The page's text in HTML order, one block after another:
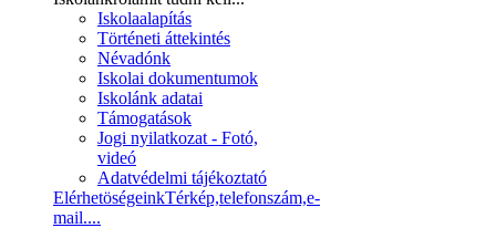
Iskolaalapítás
Történeti áttekintés
Névadónk
Iskolai dokumentumok
Iskolánk adatai
Támogatások
Jogi nyilatkozat - Fotó,
videó
Adatvédelmi tájékoztató
ElérhetöségeinkTérkép,telefonszám,e-
mail....